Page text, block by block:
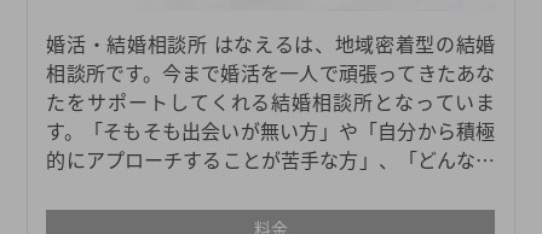
婚活・結婚相談所 はなえるは、地域密着型の結婚
相談所です。今まで婚活を一人で頑張ってきたあな
たをサポートしてくれる結婚相談所となっていま
す。「そもそも出会いが無い方」や「自分から積極
的にアプローチすることが苦手な方」、「どんなタ
方との会話が少し緊張する方」にもおすすめです。
料金